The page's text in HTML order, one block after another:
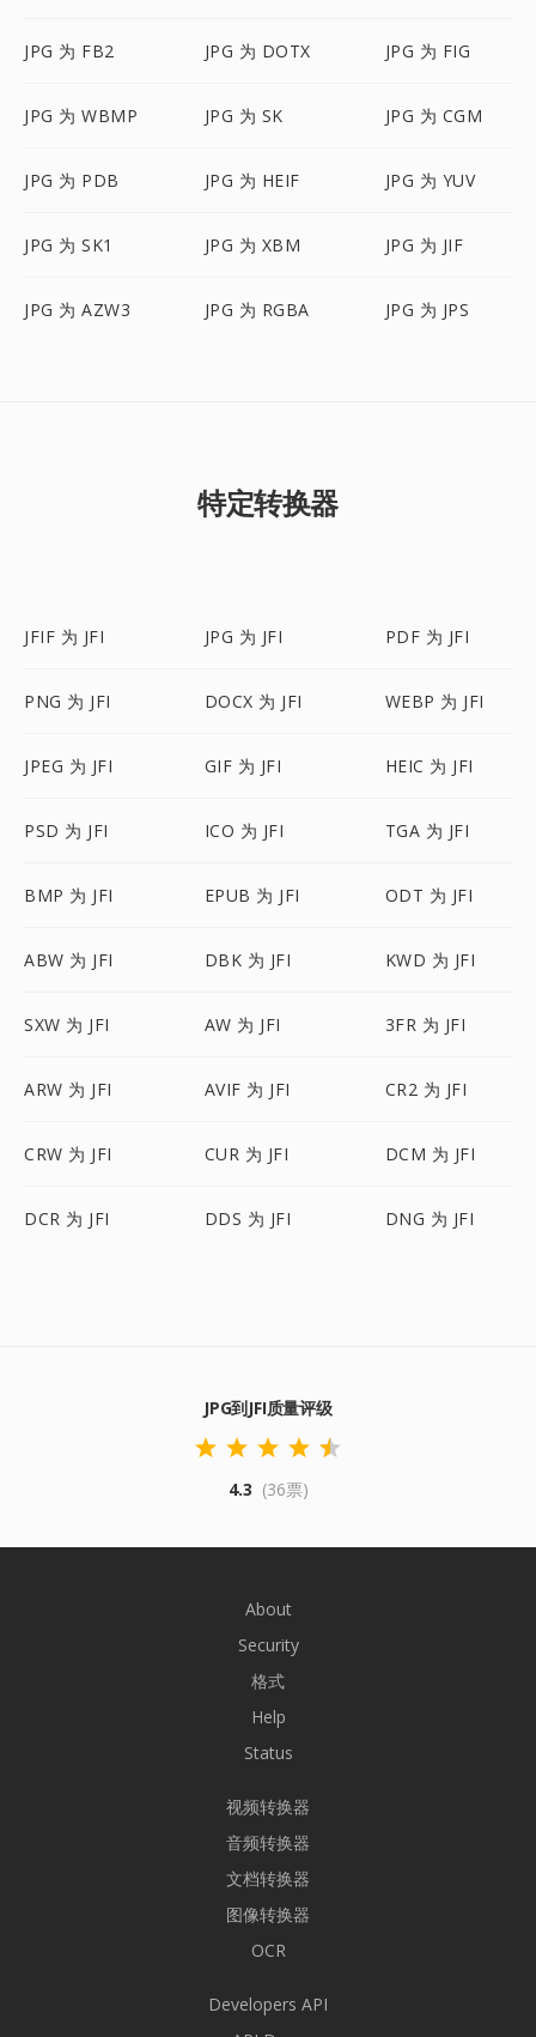
JPG 为 FB2 JPG 为 DOTX JPG 为 FIG
JPG 为 WBMP JPG 为 SK JPG 为 CGM
JPG 为 PDB JPG 为 HEIF JPG 为 YUV
JPG 为 SK1 JPG 为 XBM JPG 为 JIF
JPG 为 AZW3 JPG 为 RGBA JPG 为 JPS
特定转换器
JFIF 为 JFI JPG 为 JFI PDF 为 JFI
PNG 为 JFI DOCX 为 JFI WEBP 为 JFI
JPEG 为 JFI GIF 为 JFI HEIC 为 JFI
PSD 为 JFI ICO 为 JFI TGA 为 JFI
BMP 为 JFI EPUB 为 JFI ODT 为 JFI
ABW 为 JFI DBK 为 JFI KWD 为 JFI
SXW 为 JFI AW 为 JFI 3FR 为 JFI
ARW 为 JFI AVIF 为 JFI CR2 为 JFI
CRW 为 JFI CUR 为 JFI DCM 为 JFI
DCR 为 JFI DDS 为 JFI DNG 为 JFI
JPG到JFI质量评级
4.3 (36票)
About
Security
格式
Help
Status
视频转换器
音频转换器
文档转换器
图像转换器
OCR
Developers API